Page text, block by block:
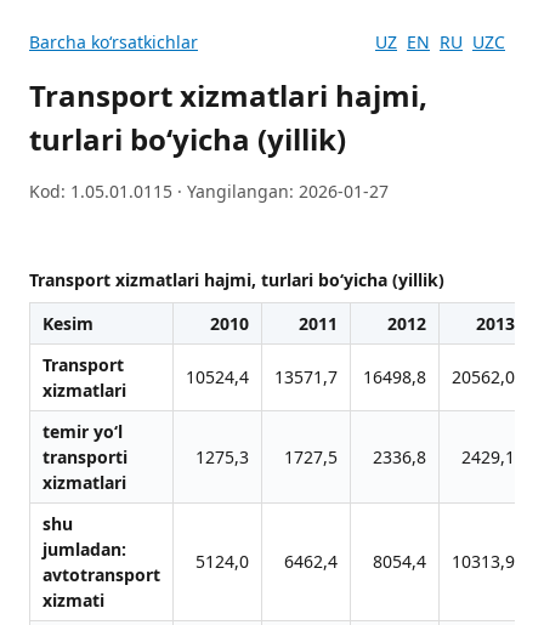
Barcha koʻrsatkichlar UZ EN RU UZC
Transport xizmatlari hajmi,
turlari bo‘yicha (yillik)
Kod: 1.05.01.0115 · Yangilangan: 2026-01-27
Transport xizmatlari hajmi, turlari bo‘yicha (yillik)
Kesim
2010 2011 2012
2013
Transport
xizmatlari
10524,4 13571,7 16498,8 20562,0
temir yo‘l
transporti
xizmatlari
1275,3 1727,5 2336,8 2429,1
shu
jumladan:
avtotransport
xizmati
5124,0 6462,4 8054,4 10313,9